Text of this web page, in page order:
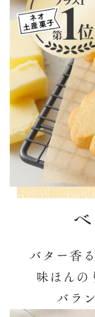
バター香
味ほんの
バラ